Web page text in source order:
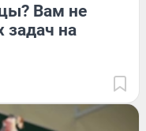
Вам не
задач на